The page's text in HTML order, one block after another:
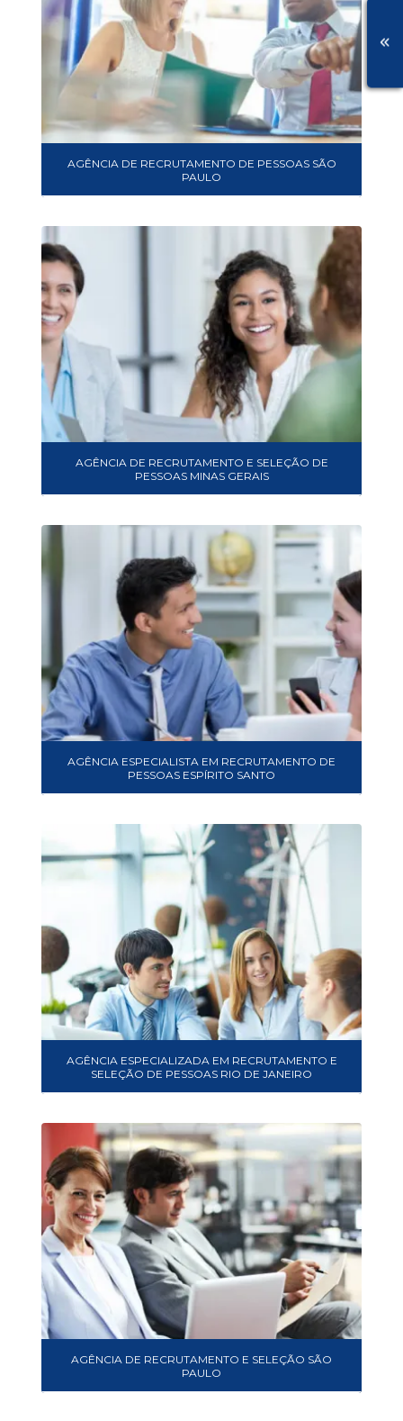
AGÊNCIA DE RECRUTAMENTO DE PESSOAS SÃO
PAULO
AGÊNCIA DE RECRUTAMENTO E SELEÇÃO DE
PESSOAS MINAS GERAIS
AGÊNCIA ESPECIALISTA EM RECRUTAMENTO DE
PESSOAS ESPÍRITO SANTO
AGÊNCIA ESPECIALIZADA EM RECRUTAMENTO E
SELEÇÃO DE PESSOAS RIO DE JANEIRO
AGÊNCIA DE RECRUTAMENTO E SELEÇÃO SÃO
PAULO